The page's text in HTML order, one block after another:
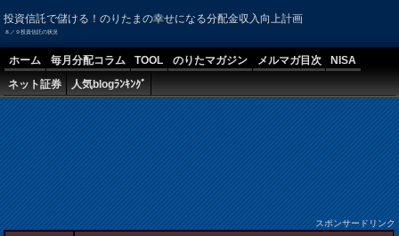
投資信託で儲ける！のりたまの幸せになる分配金収入向上計画
８／９投資信託の状況
ホーム 毎月分配コラム TOOL のりたマガジン メルマガ目次
NISA
ネット証券
人気blogﾗﾝｷﾝｸﾞ
スポンサードリンク